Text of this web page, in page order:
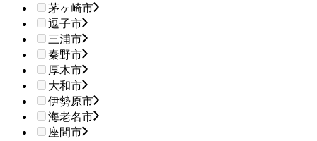
茅ヶ崎市
逗子市
三浦市
秦野市
厚木市
大和市
伊勢原市
海老名市
座間市